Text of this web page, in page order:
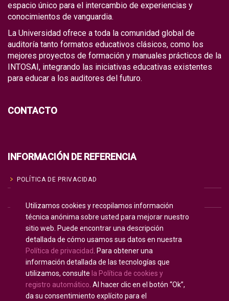
espacio único para el intercambio de experiencias y
conocimientos de vanguardia.
La Universidad ofrece a toda la comunidad global de
auditoría tanto formatos educativos clásicos, como los
mejores proyectos de formación y manuales prácticos de la
INTOSAI, integrando las iniciativas educativas existentes
para educar a los auditores del futuro.
CONTACTO
INFORMACIÓN DE REFERENCIA
POLÍTICA DE PRIVACIDAD
TÉRMINOS DE USO
Inglés
Русский(Ruso)
Español
Utilizamos cookies y recopilamos información
técnica anónima sobre usted para mejorar nuestro
sitio web. Puede encontrar una descripción
detallada de cómo usamos sus datos en nuestra
Política de privacidad
. Para obtener una
información detallada de las tecnologías que
utilizamos, consulte la Política de cookies y
registro automático . Al hacer clic en el botón “Ok”,
da su consentimiento explícito para el